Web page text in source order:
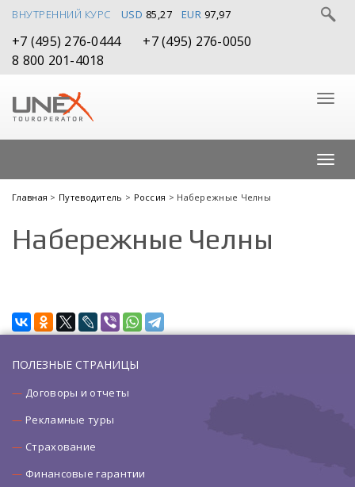
ВНУТРЕННИЙ КУРС USD 85,27 EUR 97,97
+7 (495) 276-0444
+7 (495) 276-0050
8 800 201-4018
Главная > Путеводитель > Россия > Набережные Челны
Набережные Челны
ПОЛЕЗНЫЕ СТРАНИЦЫ
Договоры и отчеты
Рекламные туры
Страхование
Финансовые гарантии